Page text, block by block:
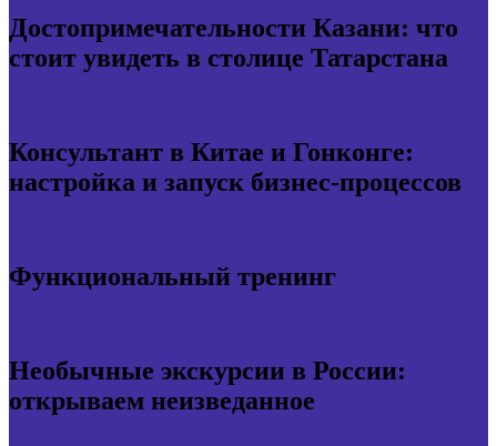
Достопримечательности Казани: что
стоит увидеть в столице Татарстана
Консультант в Китае и Гонконге:
настройка и запуск бизнес-процессов
Функциональный тренинг
Необычные экскурсии в России:
открываем неизведанное